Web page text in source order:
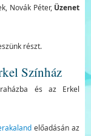
Novák Péter, Üzenet
részt.
Színház
és az Erkel
előadásán az